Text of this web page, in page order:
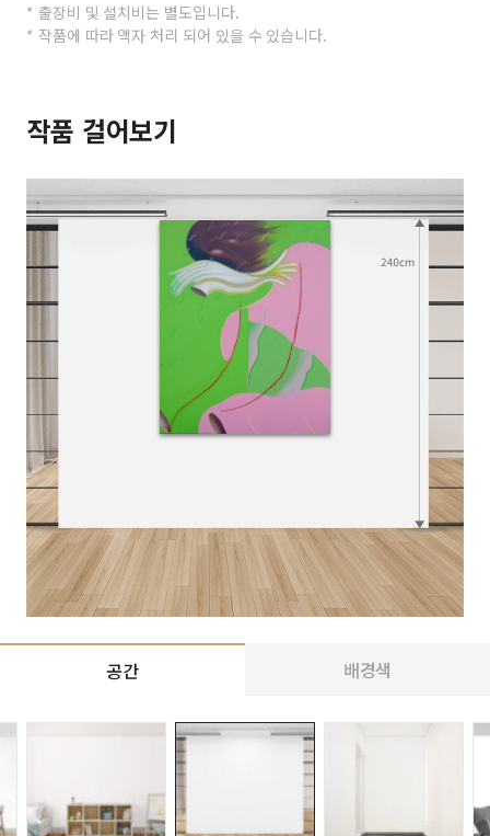
* 출장비 및 설치비는 별도입니다.
* 작품에 따라 액자 처리 되어 있을 수 있습니다.
작품 걸어보기
공간 배경색